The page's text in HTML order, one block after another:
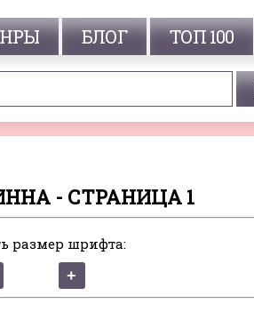
БЛОГ ТОП 100
- СТРАНИЦА 1
размер шрифта: